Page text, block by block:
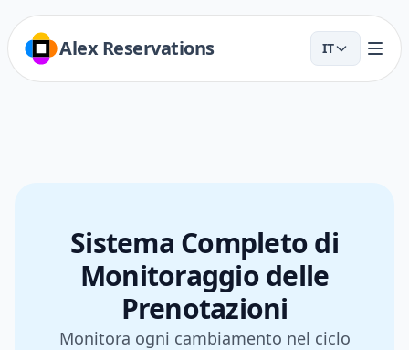
Alex Reservations IT
Sistema Completo di
Monitoraggio delle
Prenotazioni
Monitora ogni cambiamento nel ciclo